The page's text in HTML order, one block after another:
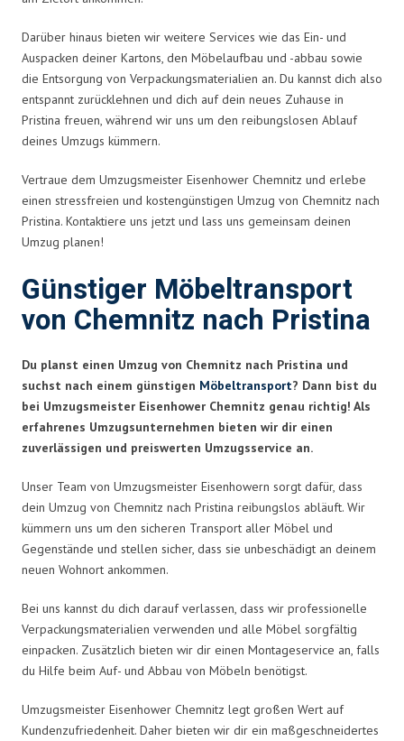
Darüber hinaus bieten wir weitere Services wie das Ein- und
Auspacken deiner Kartons, den Möbelaufbau und -abbau sowie
die Entsorgung von Verpackungsmaterialien an. Du kannst dich also
entspannt zurücklehnen und dich auf dein neues Zuhause in
Pristina freuen, während wir uns um den reibungslosen Ablauf
deines Umzugs kümmern.
Vertraue dem Umzugsmeister Eisenhower Chemnitz und erlebe
einen stressfreien und kostengünstigen Umzug von Chemnitz nach
Pristina. Kontaktiere uns jetzt und lass uns gemeinsam deinen
Umzug planen!
Günstiger Möbeltransport
von Chemnitz nach Pristina
Du planst einen Umzug von Chemnitz nach Pristina und
suchst nach einem günstigen Möbeltransport? Dann bist du
bei Umzugsmeister Eisenhower Chemnitz genau richtig! Als
erfahrenes Umzugsunternehmen bieten wir dir einen
zuverlässigen und preiswerten Umzugsservice an.
Unser Team von Umzugsmeister Eisenhowern sorgt dafür, dass
dein Umzug von Chemnitz nach Pristina reibungslos abläuft. Wir
kümmern uns um den sicheren Transport aller Möbel und
Gegenstände und stellen sicher, dass sie unbeschädigt an deinem
neuen Wohnort ankommen.
Bei uns kannst du dich darauf verlassen, dass wir professionelle
Verpackungsmaterialien verwenden und alle Möbel sorgfältig
einpacken. Zusätzlich bieten wir dir einen Montageservice an, falls
du Hilfe beim Auf- und Abbau von Möbeln benötigst.
Umzugsmeister Eisenhower Chemnitz legt großen Wert auf
Kundenzufriedenheit. Daher bieten wir dir ein maßgeschneidertes